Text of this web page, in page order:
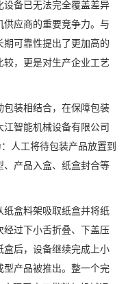
备已无法完全覆盖差异
应商的重要竞争力。与
可靠性提出了更加高的
，更是对生产企业工艺
装相结合，在保障包装
智能机械设备有限公司
人工将待包装产品放置到
产品入盒、纸盒封合等
盒料架吸取纸盒并将纸
过下小舌折叠、下盖压
后，设备继续完成上小
产品被推出。整一个完